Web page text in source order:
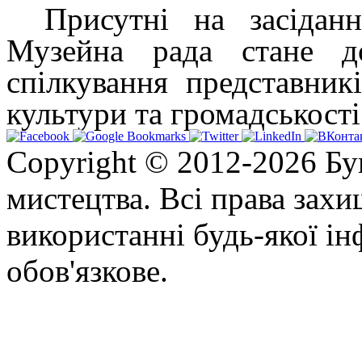
Присутні на
Музейна рада стане
спілкування
культури та
Copyright © 2012-2026
мистецтва. Всі права
використанні будь-якої
обов'язкове.